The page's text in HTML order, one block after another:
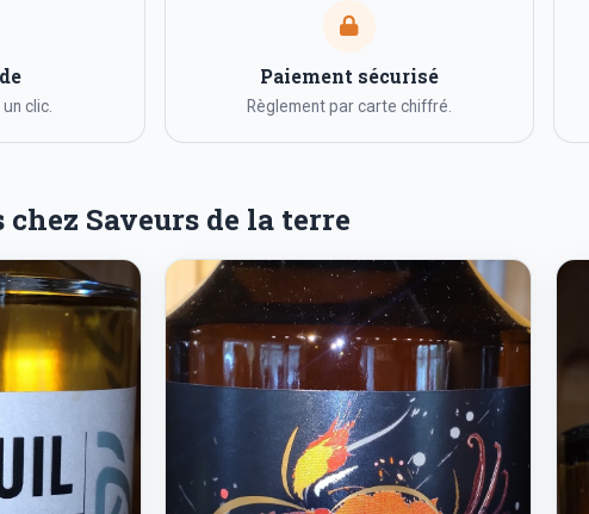
clic.
Paiement sécurisé
Règlement par carte chiffré.
Saveurs de la terre